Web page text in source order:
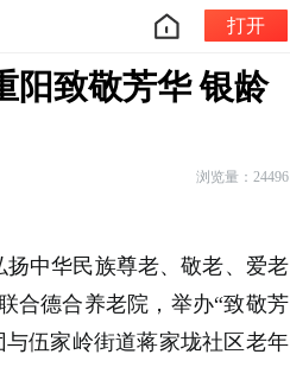
打开
阳致敬芳华 银龄
浏览量：24496
扬中华民族尊老、敬老、爱老
合德合养老院，举办“致敬芳
伍家岭街道蒋家垅社区老年